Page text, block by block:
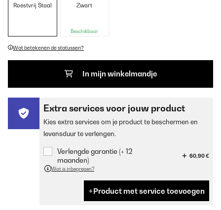
Roestvrij Staal Zwart
Beschikbaar
Wat betekenen de statussen?
In mijn winkelmandje
Extra services voor jouw product
Kies extra services om je product te beschermen en
levensduur te verlengen.
Verlengde garantie (+ 12
maanden)
60,90 €
Wat is inbegrepen?
Product met service toevoegen